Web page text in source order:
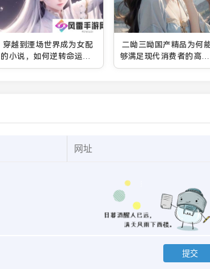
穿越到湮场世界成为女配
的小说，如何逆转命运走
向成功？
二呦三呦国产精品为何
够满足现代消费者的高端
需求？